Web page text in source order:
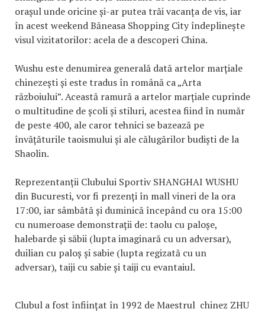
orașul unde oricine și-ar putea trăi vacanța de vis, iar
în acest weekend Băneasa Shopping City îndeplinește
visul vizitatorilor: acela de a descoperi China.
Wushu este denumirea generală dată artelor marțiale
chinezești și este tradus în română ca „Arta
războiului”. Această ramură a artelor marțiale cuprinde
o multitudine de școli și stiluri, acestea fiind în număr
de peste 400, ale caror tehnici se bazează pe
învățăturile taoismului și ale călugărilor budiști de la
Shaolin.
Reprezentanții Clubului Sportiv SHANGHAI WUSHU
din Bucuresti, vor fi prezenți în mall vineri de la ora
17:00, iar sâmbătă și duminică începând cu ora 15:00
cu numeroase demonstrații de: taolu cu paloșe,
halebarde și săbii (lupta imaginară cu un adversar),
duilian cu paloș și sabie (lupta regizată cu un
adversar), taiji cu sabie și taiji cu evantaiul.
Clubul a fost înființat în 1992 de Maestrul chinez ZHU